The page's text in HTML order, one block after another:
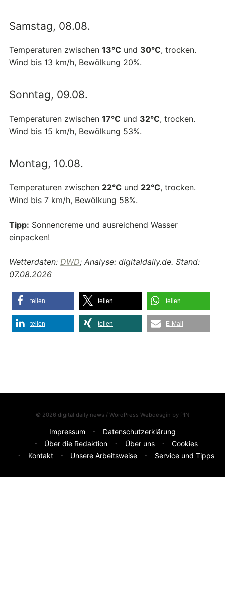
Samstag, 08.08.
Temperaturen zwischen 13°C und 30°C, trocken.
Wind bis 13 km/h, Bewölkung 20%.
Sonntag, 09.08.
Temperaturen zwischen 17°C und 32°C, trocken.
Wind bis 15 km/h, Bewölkung 53%.
Montag, 10.08.
Temperaturen zwischen 22°C und 22°C, trocken.
Wind bis 7 km/h, Bewölkung 58%.
Tipp: Sonnencreme und ausreichend Wasser
einpacken!
Wetterdaten: DWD; Analyse: digitaldaily.de. Stand:
07.08.2026
teilen teilen teilen
teilen teilen E-Mail
© 2026 digital daily news / WordPress Webdesgin by PIN
Impressum
Datenschutzerklärung
Über die Redaktion
Über uns
Cookies
Kontakt
Unsere Arbeitsweise Service und Tipps